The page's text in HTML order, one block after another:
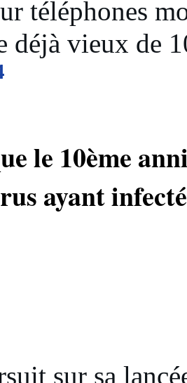
téléphones
déjà vieux de
le 10ème
ayant
sur sa